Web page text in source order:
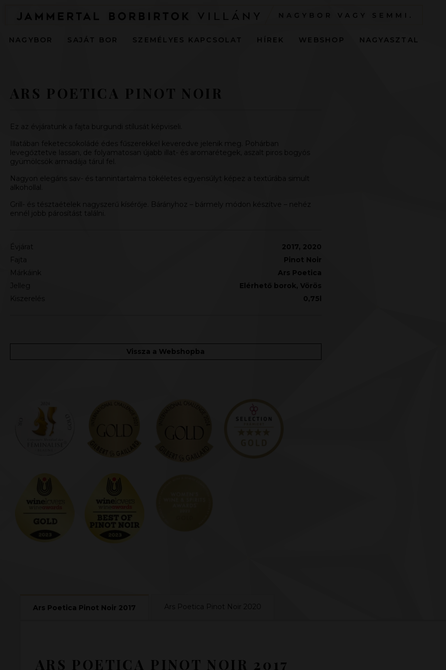
NAGYBOR SAJÁT BOR SZEMÉLYES KAPCSOLAT HÍREK WEBSHOP NAGYASZTAL
ARS POETICA PINOT NOIR
Ez az évjáratunk a fajta burgundi stílusát képviseli.
Illatában feketecsokoládé édes fűszerekkel keveredve jelenik meg. Pohárban
levegőztetve lassan, de folyamatosan újabb illat- és aromarétegek, aszalt piros bogyós
gyümölcsök armadája tárul fel.
Nagyon elegáns sav- és tannintartalma tökéletes egyensúlyt képez a textúrába simult
alkohollal.
Grill- és tésztaételek nagyszerű kísérője. Bárányhoz – bármely módon készítve – nehéz
ennél jobb párosítást találni.
Évjárat
2017, 2020
Fajta
Pinot Noir
Márkáink
Ars Poetica
Jelleg
Elérhető borok, Vörös
Kiszerelés
0,75l
Vissza a Webshopba
Ars Poetica Pinot Noir 2017 Ars Poetica Pinot Noir 2020
ARS POETICA PINOT NOIR 2017